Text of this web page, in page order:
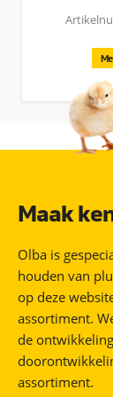
deze
in een
Inclusief
Maak
Olba is
houden van
op deze
assortiment.
de
assortiment.